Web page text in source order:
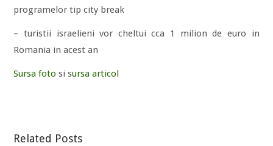
programelor tip city break
– turistii israelieni vor cheltui cca 1 milion de euro in
Romania in acest an
Sursa foto si sursa articol
Related Posts